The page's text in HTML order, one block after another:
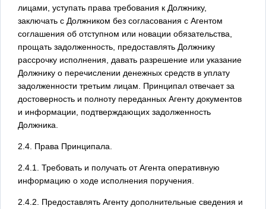
лицами, уступать права требования к Должнику,
заключать с Должником без согласования с Агентом
соглашения об отступном или новации обязательства,
прощать задолженность, предоставлять Должнику
рассрочку исполнения, давать разрешение или указание
Должнику о перечислении денежных средств в уплату
задолженности третьим лицам. Принципал отвечает за
достоверность и полноту переданных Агенту документов
и информации, подтверждающих задолженность
Должника.
2.4. Права Принципала.
2.4.1. Требовать и получать от Агента оперативную
информацию о ходе исполнения поручения.
2.4.2. Предоставлять Агенту дополнительные сведения и